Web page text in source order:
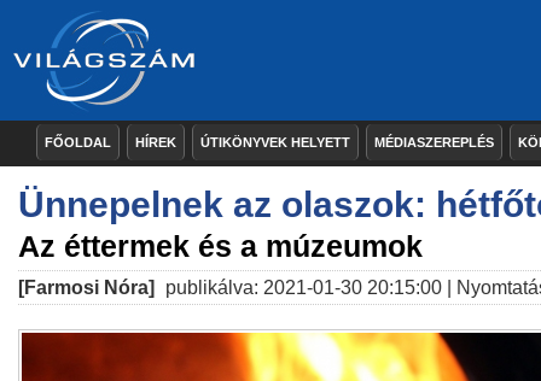
FŐOLDAL HÍREK ÚTIKÖNYVEK HELYETT MÉDIASZEREPLÉS
Ünnepelnek az olaszok:
Az éttermek és a múzeumok
[Farmosi Nóra] publikálva: 2021-01-30 20:15:00 |